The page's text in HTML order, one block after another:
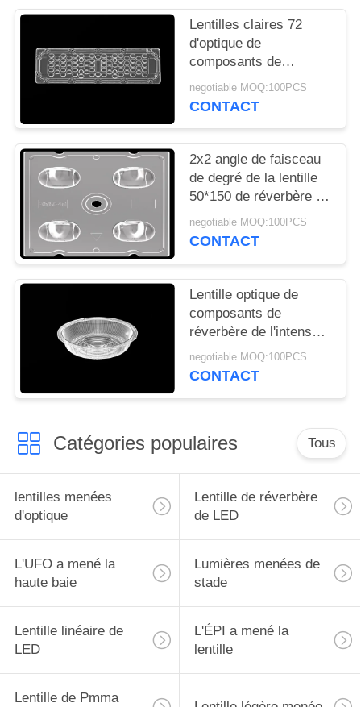
AFFAIRES
DEMANDEZ
DEVIS
PLAN
SITE
POLITIQUE
MATIÈRE
PROTECTION
LA
PRIVÉE
Lentilles claires 72
d'optique de
composants de
réverbère du PC LED
dans 1 avec le
negotiable MOQ:100PCS
CONTACT
2x2 angle de faisceau
de degré de la lentille
50*150 de réverbère de
la rangée LED avec le
Cree XTE LED
negotiable MOQ:100PCS
CONTACT
Lentille optique de
composants de
réverbère de l'intense
luminosité LED pour la
lampe de route
negotiable MOQ:100PCS
CONTACT
Catégories populaires Tous
lentilles menées
d'optique
Lentille de réverbère
de LED
L'UFO a mené la
haute baie
Lumières menées de
stade
Lentille linéaire de
LED
L'ÉPI a mené la
lentille
Lentille de Pmma